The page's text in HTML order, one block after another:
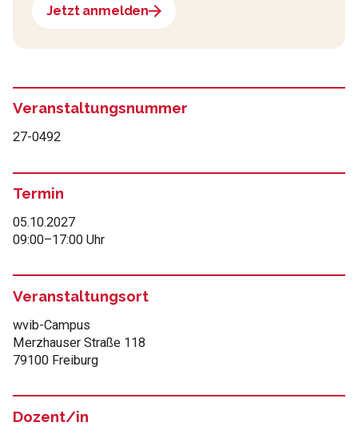
Jetzt anmelden
Veranstaltungsnummer
27-0492
Termin
05.10.2027
09:00–17:00 Uhr
Veranstaltungsort
wvib-Campus
Merzhauser Straße 118
79100 Freiburg
Dozent/in